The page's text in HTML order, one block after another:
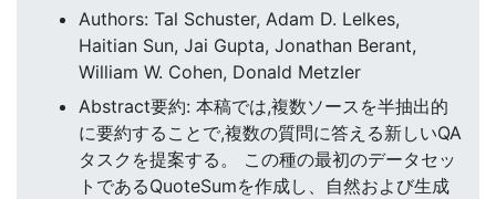
Authors: Tal Schuster, Adam D. Lelkes,
Haitian Sun, Jai Gupta, Jonathan Berant,
William W. Cohen, Donald Metzler
Abstract要約: 本稿では,複数ソースを半抽出的
に要約することで,複数の質問に答える新しいQA
タスクを提案する。 この種の最初のデータセッ
トであるQuoteSumを作成し、自然および生成